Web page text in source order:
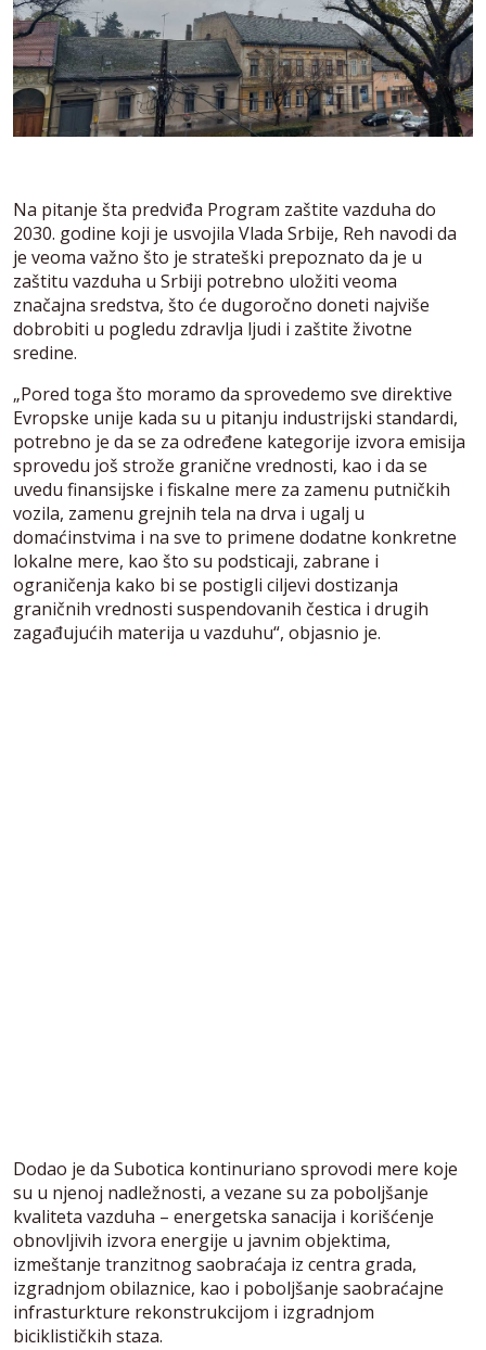
Na pitanje šta predviđa Program zaštite vazduha do
2030. godine koji je usvojila Vlada Srbije, Reh navodi da
je veoma važno što je strateški prepoznato da je u
zaštitu vazduha u Srbiji potrebno uložiti veoma
značajna sredstva, što će dugoročno doneti najviše
dobrobiti u pogledu zdravlja ljudi i zaštite životne
sredine.
„Pored toga što moramo da sprovedemo sve direktive
Evropske unije kada su u pitanju industrijski standardi,
potrebno je da se za određene kategorije izvora emisija
sprovedu još strože granične vrednosti, kao i da se
uvedu finansijske i fiskalne mere za zamenu putničkih
vozila, zamenu grejnih tela na drva i ugalj u
domaćinstvima i na sve to primene dodatne konkretne
lokalne mere, kao što su podsticaji, zabrane i
ograničenja kako bi se postigli ciljevi dostizanja
graničnih vrednosti suspendovanih čestica i drugih
zagađujućih materija u vazduhu“, objasnio je.
Dodao je da Subotica kontinuriano sprovodi mere koje
su u njenoj nadležnosti, a vezane su za poboljšanje
kvaliteta vazduha – energetska sanacija i korišćenje
obnovljivih izvora energije u javnim objektima,
izmeštanje tranzitnog saobraćaja iz centra grada,
izgradnjom obilaznice, kao i poboljšanje saobraćajne
infrasturkture rekonstrukcijom i izgradnjom
biciklističkih staza.